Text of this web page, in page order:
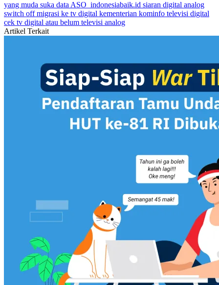
yang muda suka data ASO indonesiabaik.id siaran digital analog
switch offmigrasi ke tv digital kementerian kominfo televisi digital
cek tv digital atau belum televisi analog
Artikel Terkait